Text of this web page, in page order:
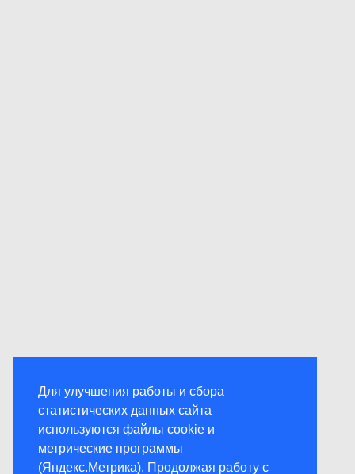
Для улучшения работы и сбора
статистических данных сайта
используются файлы cookie и
метрические программы
(Яндекс.Метрика). Продолжая работу с